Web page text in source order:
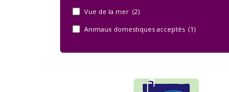
Vue de la mer (2)
Animaux domestiques acceptés (1)